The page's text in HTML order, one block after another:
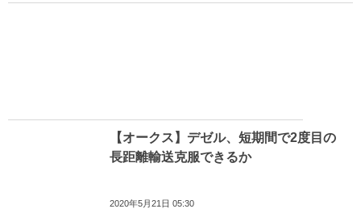
【オークス】デゼル、短期間で2度目の
長距離輸送克服できるか
2020年5月21日 05:30